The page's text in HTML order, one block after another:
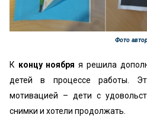
Фото
К концу ноября я решила
детей в процессе работы.
мотивацией – дети с
снимки и хотели продолжать.